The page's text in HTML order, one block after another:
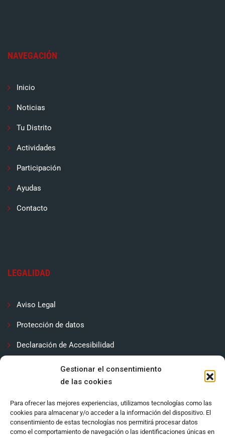
Gestionar el consentimiento
de las cookies
Para ofrecer las mejores experiencias, utilizamos tecnologías como las
cookies para almacenar y/o acceder a la información del dispositivo. El
consentimiento de estas tecnologías nos permitirá procesar datos
como el comportamiento de navegación o las identificaciones únicas en
NAVEGACIÓN
Inicio
Noticias
Tu Distrito
Actividades
Participación
Ayudas
Contacto
LEGALIDAD
Aviso Legal
Protección de datos
Declaración de Accesibilidad
Política de cookies (UE)